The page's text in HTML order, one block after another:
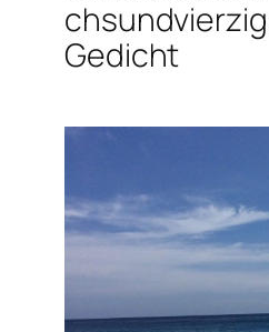
Gedicht